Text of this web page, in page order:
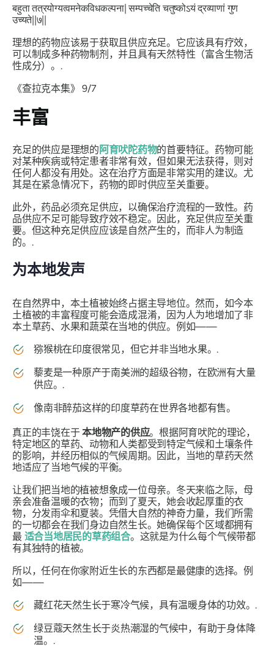
बहुता तत्रयोग्यत्वमनेकविधकल्पना| सम्पच्चेति चतुष्कोऽयं ​​द्रव्याणां गुण
उच्यते||७||
理想的药物应该易于获取且供应充足。它应该具有疗效，
可以制成多种药物制剂，并且具有天然特性（富含生物活
性成分）。.
《查拉克本集》 9/7
丰富
充足的供应是理想的 阿育吠陀药物的首要特征。药物可能
对某种疾病或特定患者非常有效，但如果无法获得，则对
任何人都没有用处。这在治疗方面是非常实用的建议。尤
其是在紧急情况下，药物的即时供应至关重要。
此外，药品必须充足供应，以确保治疗流程的一致性。药
品供应不足可能导致疗效不稳定。因此，充足供应至关重
要。但这种充足供应应该是自然产生的，而非人为制造
的。.
为本地发声
在自然界中，本土植被始终占据主导地位。然而，如今本
土植被的丰富程度可能会造成混淆，因为人为地增加了非
本土草药、水果和蔬菜在当地的供应。例如——
猕猴桃在印度很常见，但它并非当地水果。.
藜麦是一种原产于南美洲的超级谷物，在欧洲有大量
供应。.
像南非醉茄这样的印度草药在世界各地都有售。
真正的丰饶在于本地物产的供应。根据阿育吠陀的理论，
特定地区的草药、动物和人类都受到特定气候和土壤条件
的影响，并经历相似的气候周期。因此，当地的草药天然
地适应了当地气候的平衡。
让我们把当地的植被想象成一位母亲。冬天来临之际，母
亲会准备温暖的衣物；而到了夏天，她会收起厚重的衣
物，分发雨伞和夏装。凭借大自然的神奇力量，我们所需
的一切都会在我们身边自然生长。她确保每个区域都拥有
最 适合当地居民的草药组合。这就是为什么每个气候带都
有其独特的植被。
所以，任何在你家附近生长的东西都是最健康的选择。例
如——
藏红花天然生长于寒冷气候，具有温暖身体的功效。.
绿豆蔻天然生长于炎热潮湿的气候中，有助于身体降
温。.